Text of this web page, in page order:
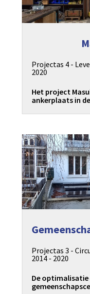
Projectas 4 -
2020
Het project
ankerplaats in
Projectas 3 -
2014 - 2020
De